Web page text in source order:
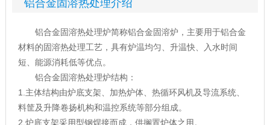
铝合金固溶热处理介绍
铝合金固溶热处理炉简称铝合金固溶炉，主要用于铝合金
材料的固溶热处理工艺，具有炉温均匀、升温快、入水时间
短、能源消耗低等优点。
铝合金固溶热处理炉结构：
1.主体结构由炉底支架、加热炉体、热循环风机及导流系统、
料筐及升降卷扬机构和温控系统等部分组成。
2.炉底支架采用型钢焊接而成，供搁置炉体之用。